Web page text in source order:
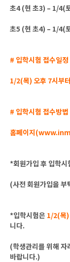
초4 (현 초3) – 1/4(
초5 (현 초4) – 1/4(
# 입학시험 접수일정
1/2(목) 오후 7시부터
# 입학시험 접수방법
홈페이지
*회원가입 후 입학
(사전 회원가입을 부
*입학시험은 1/2(목)
니다.
(학생관리를 위해 자
바랍니다.)